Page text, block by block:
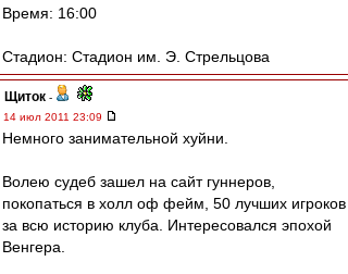
Время: 16:00
Стадион: Стадион им. Э. Стрельцова
Щиток -
14 июл 2011 23:09
Немного занимательной хуйни.
Волею судеб зашел на сайт гуннеров,
покопаться в холл оф фейм, 50 лучших игроков
за всю историю клуба. Интересовался эпохой
Венгера.